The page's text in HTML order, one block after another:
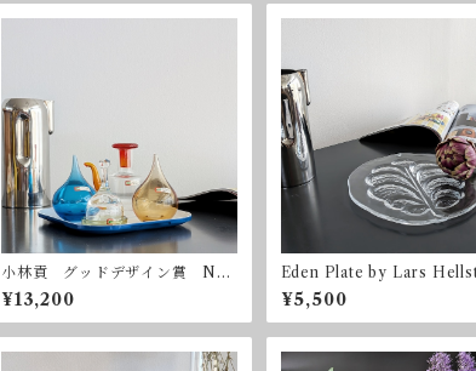
小林貢 グッドデザイン賞 Nor
itake ノリタケ クラフトコレ
クション ヴィンテージ 昭和レ
トロ
¥13,200
Eden Plate by Lars
or Orrefors 直径
レフォス スウェーデン
¥5,500